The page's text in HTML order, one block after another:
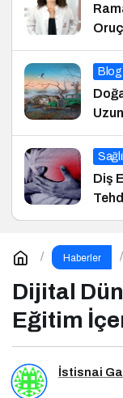
Blog
Diş
Haberler
Dijital
Eğitim
İstisnai